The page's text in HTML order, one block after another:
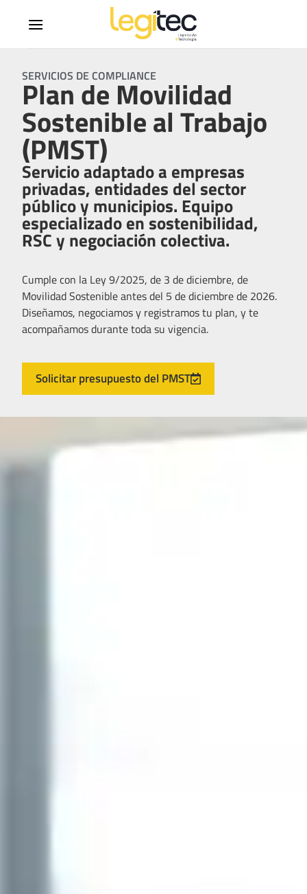
SERVICIOS DE COMPLIANCE
Plan de Movilidad
Sostenible al Trabajo
(PMST)
Servicio adaptado a empresas
privadas, entidades del sector
público y municipios. Equipo
especializado en sostenibilidad,
RSC y negociación colectiva.
Cumple con la Ley 9/2025, de 3 de diciembre, de
Movilidad Sostenible antes del 5 de diciembre de 2026.
Diseñamos, negociamos y registramos tu plan, y te
acompañamos durante toda su vigencia.
Solicitar presupuesto del PMST